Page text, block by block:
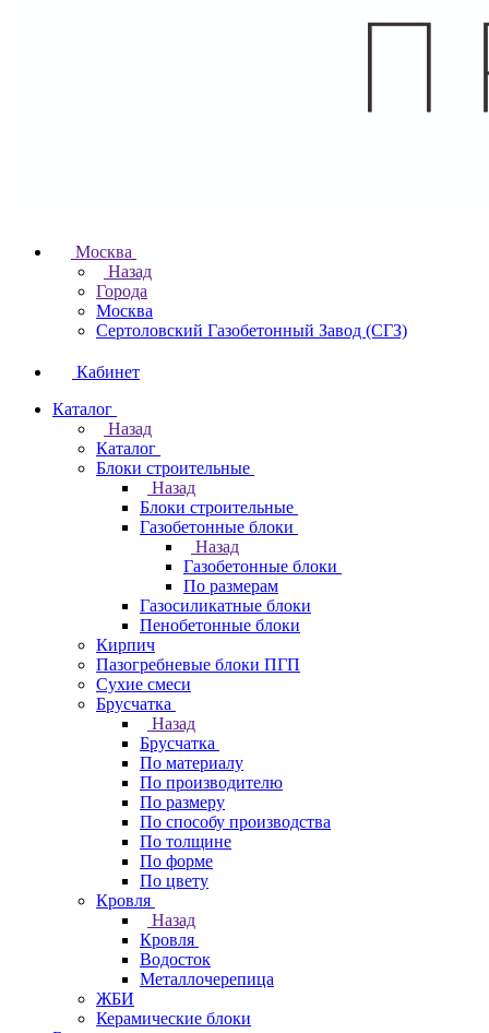
Москва
Назад
Города
Москва
Сертоловский Газобетонный Завод (СГЗ)
Кабинет
Каталог
Назад
Каталог
Блоки строительные
Назад
Блоки строительные
Газобетонные блоки
Назад
Газобетонные блоки
По размерам
Газосиликатные блоки
Пенобетонные блоки
Кирпич
Пазогребневые блоки ПГП
Сухие смеси
Брусчатка
Назад
Брусчатка
По материалу
По производителю
По размеру
По способу производства
По толщине
По форме
По цвету
Кровля
Назад
Кровля
Водосток
Металлочерепица
ЖБИ
Керамические блоки